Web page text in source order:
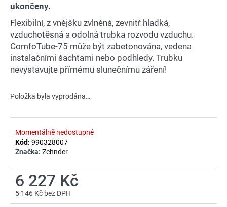
ukončeny.
Flexibilní, z vnějšku zvlněná, zevnitř hladká,
vzduchotěsná a odolná trubka rozvodu vzduchu.
ComfoTube-75 může být zabetonována, vedena
instalačními šachtami nebo podhledy. Trubku
nevystavujte přímému slunečnímu záření!
Položka byla vyprodána…
Momentálně nedostupné
Kód: 990328007
Značka: Zehnder
6 227 Kč
5 146 Kč bez DPH
Měrná
D
o
r
e
m